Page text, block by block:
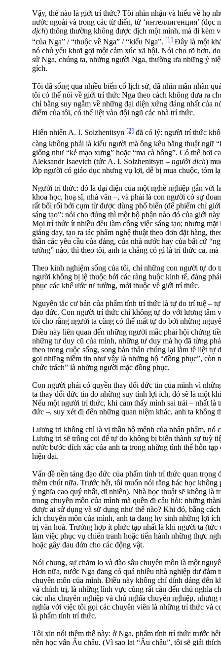
Vậy, thế nào là giới trí thức? Tôi nhìn nhận và hiểu về họ
nước ngoài và trong các từ điển, từ ‘интеллигенция’
dịch) thông thường không được dịch một mình, mà đi kèm
“của Nga” / “thuộc về Nga” / “kiểu Nga”. [1] Đây là một
nó chủ yếu khơi gợi một cảm xúc xã hội. Nói cho rõ hơn,
sử Nga, chúng ta, những người Nga, thường ưa những ý
gích.
Tôi đã sống qua nhiều biến cố lịch sử, đã nhìn mãn nhãn
tôi có thể nói về giới trí thức Nga theo cách không đưa ra
chỉ bằng suy ngẫm về những đại diện xứng đáng nhất của
điểm của tôi, có thể liệt vào đội ngũ các nhà trí thức.
Hiển nhiên A. I. Solzhenitsyn [2] đã có lý: người trí thức
càng không phải là kiểu người mà ông kêu bằng thuật ngữ
giống như “kẻ mạo xưng” hoặc “ma cà bông”. Có thể hơi
Aleksandr Isaevich (tức A. I. Solzhenitsyn – người dịch)
lớp người có giáo dục nhưng vụ lợi, dễ bị mua chuộc, tóm
Người trí thức: đó là đại diện của một nghề nghiệp gắn với
khoa học, hoạ sĩ, nhà văn –, và phải là con người có sự
rất bối rối bởi cụm từ được dùng phổ biến (để phiếm chỉ
sáng tạo”: nói cho đúng thì một bộ phận nào đó của giới
Mọi trí thức ít nhiều đều làm công việc sáng tạo; nhưng
giảng dạy, tạo ra tác phẩm nghệ thuật theo đơn đặt hàng,
thần các yêu cầu của đảng, của nhà nước hay của bất cứ
tưởng” nào, thì theo tôi, anh ta chẳng có gì là trí thức cả, mà
Theo kinh nghiệm sống của tôi, chỉ những con người tự do
người không bị lệ thuộc bởi các ràng buộc kinh tế, đảng
phục các khế ước tư tưởng, mới thuộc về giới trí thức.
Nguyên tắc cơ bản của phẩm tính trí thức là tự do trí tuệ –
đạo đức. Con người trí thức chỉ không tự do với lương tâm
tôi cho rằng người ta cũng có thể mất tự do bởi những
Điều này liên quan đến những người mắc phải hội chứng
những tư duy cũ của mình, những tư duy mà họ đã từng
theo trong cuộc sống, song bản thân chúng lại làm tê liệt tự
gọi những niềm tin như vậy là những bộ “đồng phục”, còn
chức trách” là những người mặc đồng phục.
Con người phải có quyền thay đổi đức tin của mình vì
ta thay đổi đức tin do những suy tính lợi ích, đó sẽ là một
Nếu một người trí thức, khi cảm thấy mình sai trái – nhất là
đức –, suy xét đi đến những quan niệm khác, anh ta không
Lương tri không chỉ là vị thần hộ mệnh của nhân phẩm, nó
Lương tri sẽ trông coi để tự do không bị biến thành sự tuỳ
nước bước đích xác của anh ta trong những tình thế hỗn tạp
hiện đại.
Vấn đề nền tảng đạo đức của phẩm tính trí thức quan trọng
thêm chút nữa. Trước hết, tôi muốn nói rằng bác học
ý nghĩa cao quý nhất, dĩ nhiên). Nhà học thuật sẽ không là
trong chuyên môn của mình mà quên đi câu hỏi: những
được ai sử dụng và sử dụng như thế nào? Khi đó, bằng
ích chuyên môn của mình, anh ta đang hy sinh những lợi
trị văn hoá. Trường hợp ít phức tạp nhất là khi người ta (tức
làm việc phục vụ chiến tranh hoặc tiến hành những thực
hoặc gây đau đớn cho các động vật.
Nói chung, sự chăm lo và đào sâu chuyên môn là một
Hơn nữa, nước Nga đang có quá nhiều nhà nghiệp dư đảm
chuyên môn của mình. Điều này không chỉ dính dáng đến
và chính trị, là những lĩnh vực cũng rất cần đến chủ nghĩa
các nhà chuyên nghiệp và chủ nghĩa chuyên nghiệp,
nghĩa với việc tôi gọi các chuyên viên là những trí thức và
là phẩm tính trí thức.
Tôi xin nói thêm thế này: ở Nga, phẩm tính trí thức trước
nền học vấn Âu châu. (Vì sao lại “Âu châu”, tôi sẽ giải